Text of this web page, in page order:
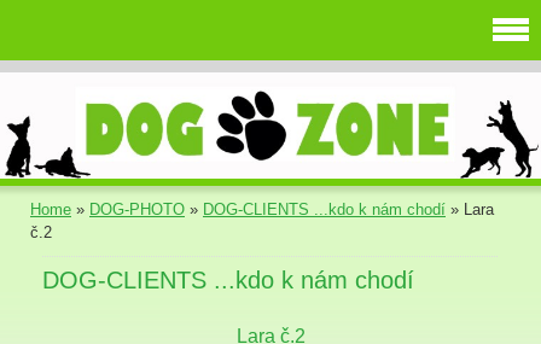
Home » DOG-PHOTO » DOG-CLIENTS ...kdo k nám chodí » Lara
č.2
DOG-CLIENTS ...kdo k nám chodí
Lara č.2